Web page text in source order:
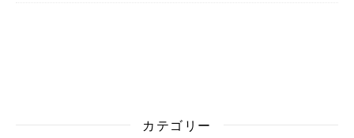
カテゴリー